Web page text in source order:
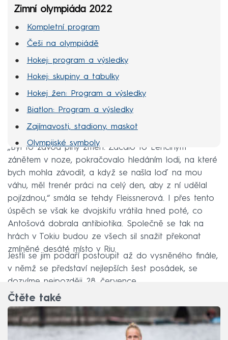
Zimní olympiáda 2022
Kompletní program
Češi na olympiádě
Hokej: program a výsledky
Hokej: skupiny a tabulky
Hokej žen: Program a výsledky
Biatlon: Program a výsledky
Zajímavosti, stadiony, maskot
Olympijské symboly
MS hokej 2022
„Byl to závod plný změn. Začalo to Lenčiným
zánětem v noze, pokračovalo hledáním lodi, na které
bych mohla závodit, a když se našla loď na mou
váhu, měl trenér práci na celý den, aby z ní udělal
pojízdnou,“ smála se tehdy Fleissnerová. I přes tento
úspěch se však ke dvojskifu vrátila hned poté, co
Antošová dobrala antibiotika. Společně se tak na
hrách v Tokiu budou ze všech sil snažit překonat
zmíněné desáté místo v Riu.
Jestli se jim podaří postoupit až do vysněného finále,
v němž se představí nejlepších šest posádek, se
dozvíme nejpozději 28. července.
Čtěte také